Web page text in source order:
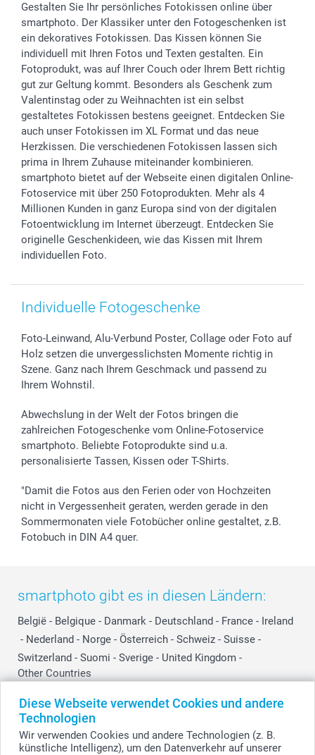
Diese Webseite verwendet Cookies und andere
Technologien
Wir verwenden Cookies und andere Technologien (z. B.
künstliche Intelligenz), um den Datenverkehr auf unserer
Sticker & Etiketten
Geschenk-Gutscheine (PDF)
Presse
Partnerprogramme
Investor Relations
B2B smartbusiness
Widerrufsrecht
Kommunion & Konfirmation
Hochzeit
Geburtstag
Geburt
Zu allen Anlässen
Lieferfristen
72h Lieferung
Zahlungsmöglichkeiten
Sitemap
Status der Bestellung
smartfriends
smartgarantie
smartbonus
Gestalten Sie Ihr persönliches Fotokissen online über
smartphoto. Der Klassiker unter den Fotogeschenken ist
ein dekoratives Fotokissen. Das Kissen können Sie
individuell mit Ihren Fotos und Texten gestalten. Ein
Fotoprodukt, was auf Ihrer Couch oder Ihrem Bett richtig
gut zur Geltung kommt. Besonders als Geschenk zum
Valentinstag oder zu Weihnachten ist ein selbst
gestaltetes Fotokissen bestens geeignet. Entdecken Sie
auch unser Fotokissen im XL Format und das neue
Herzkissen. Die verschiedenen Fotokissen lassen sich
prima in Ihrem Zuhause miteinander kombinieren.
smartphoto bietet auf der Webseite einen digitalen Online-
Fotoservice mit über 250 Fotoprodukten. Mehr als 4
Millionen Kunden in ganz Europa sind von der digitalen
Fotoentwicklung im Internet überzeugt. Entdecken Sie
originelle Geschenkideen, wie das Kissen mit Ihrem
individuellen Foto.
Individuelle Fotogeschenke
Foto-Leinwand, Alu-Verbund Poster, Collage oder Foto auf
Holz setzen die unvergesslichsten Momente richtig in
Szene. Ganz nach Ihrem Geschmack und passend zu
Ihrem Wohnstil.
Abwechslung in der Welt der Fotos bringen die
zahlreichen Fotogeschenke vom Online-Fotoservice
smartphoto. Beliebte Fotoprodukte sind u.a.
personalisierte Tassen, Kissen oder T-Shirts.
"Damit die Fotos aus den Ferien oder von Hochzeiten
nicht in Vergessenheit geraten, werden gerade in den
Sommermonaten viele Fotobücher online gestaltet, z.B.
Fotobuch in DIN A4 quer.
smartphoto gibt es in diesen Ländern:
België - Belgique - Danmark - Deutschland - France - Ireland
- Nederland - Norge - Österreich - Schweiz - Suisse -
Switzerland - Suomi - Sverige - United Kingdom -
Other Countries
Alle Preise verstehen sich in EURO (€) inkl. MwSt. und zzgl. Versandkosten.